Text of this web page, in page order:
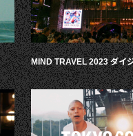
MIND TRAVEL 2023 ダイ